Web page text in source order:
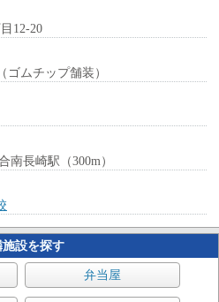
12-20
ゴムチップ舗装）
南長崎駅（300m）
施設を探す
弁当屋